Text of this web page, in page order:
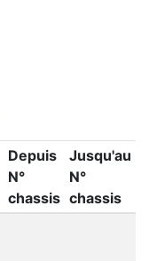
Depuis
N°
chassis
Jusqu'au
N°
chassis